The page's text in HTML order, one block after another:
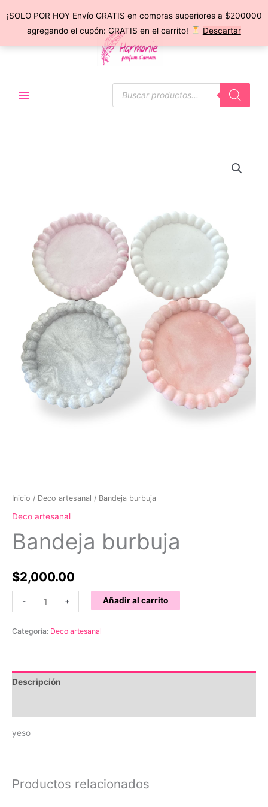
¡SOLO POR HOY Envío GRATIS en compras superiores a $200000
agregando el cupón: GRATIS en el carrito!
Descartar
Búsqueda
Inicio / Deco artesanal / Bandeja burbuja
Deco artesanal
Bandeja burbuja
$2,000.00
-
burbuja
cantidad
+ Añadir al carrito
Categoría: Deco artesanal
Descripción
yeso
Productos relacionados